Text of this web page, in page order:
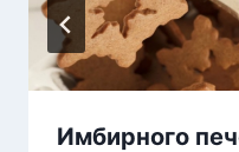
Имбирного